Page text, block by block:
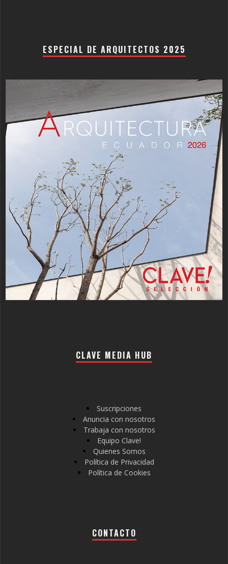
ESPECIAL DE ARQUITECTOS 2025
CLAVE MEDIA HUB
Suscripciones
Anuncia con nosotros
Trabaja con nosotros
Equipo Clave!
Quienes Somos
Política de Privacidad
Política de Cookies
CONTACTO